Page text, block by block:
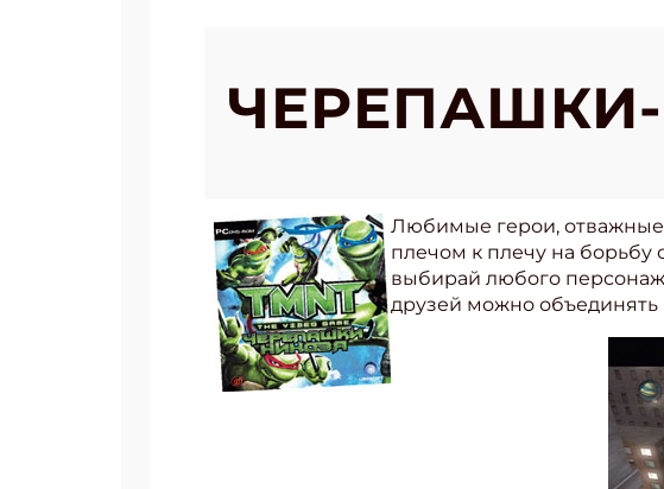
Любимые герои, отважные
плечом к плечу на борьбу
выбирай любого
друзей можно объединять